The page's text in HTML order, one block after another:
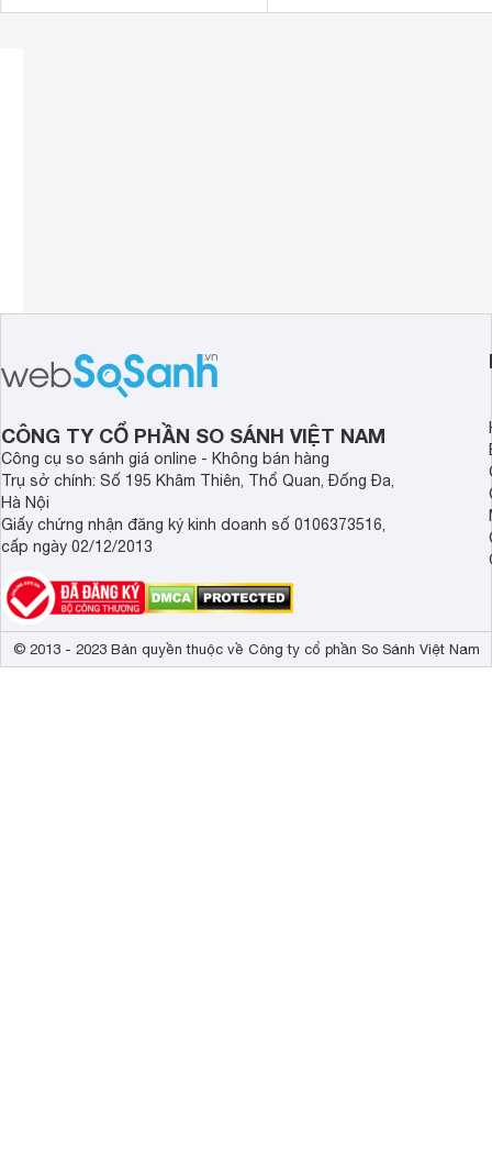
CÔNG TY CỔ PHẦN SO SÁNH VIỆT NAM
Công cụ so sánh giá online - Không bán hàng
Trụ sở chính: Số 195 Khâm Thiên, Thổ Quan, Đống Đa,
Hà Nội
Giấy chứng nhận đăng ký kinh doanh số 0106373516,
cấp ngày 02/12/2013
© 2013 - 2023 Bản quyền thuộc về Công ty cổ phần So Sánh Việt Nam